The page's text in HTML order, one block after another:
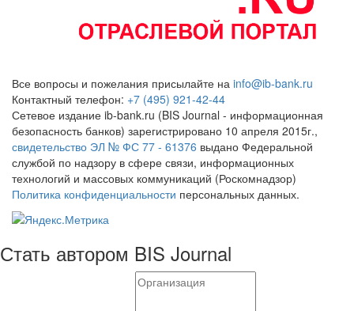
Все вопросы и пожелания присылайте на info@ib-bank.ru
Контактный телефон: +7 (495) 921-42-44
Сетевое издание ib-bank.ru (BIS Journal - информационная
безопасность банков) зарегистрировано 10 апреля 2015г.,
свидетельство ЭЛ № ФС 77 - 61376 выдано Федеральной
службой по надзору в сфере связи, информационных
технологий и массовых коммуникаций (Роскомнадзор)
Политика конфиденциальности персональных данных.
Стать автором BIS Journal